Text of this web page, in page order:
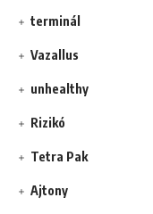
terminál
Vazallus
unhealthy
Rizikó
Tetra Pak
Ajtony